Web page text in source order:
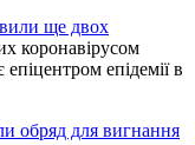
ще двох
коронавірусом
епідемії в
обряд для вигнання